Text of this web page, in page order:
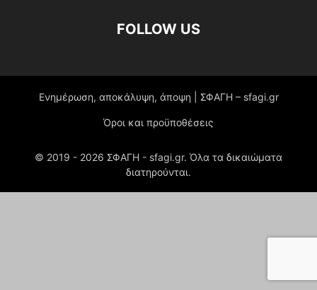
FOLLOW US
Ενημέρωση, αποκάλυψη, άποψη | ΣΦΑΓΗ – sfagi.gr
Όροι και προϋποθέσεις
© 2019 - 2026 ΣΦΑΓΗ - sfagi.gr. Όλα τα δικαιώματα
διατηρούνται.